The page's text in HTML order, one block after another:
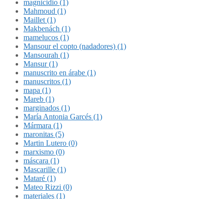
magnicidio (1)
Mahmoud (1)
Maillet (1)
Makbenách (1)
mamelucos (1)
Mansour el copto (nadadores) (1)
Mansourah (1)
Mansur (1)
manuscrito en árabe (1)
manuscritos (1)
mapa (1)
Mareb (1)
marginados (1)
María Antonia Garcés (1)
Mármara (1)
maronitas (5)
Martin Lutero (0)
marxismo (0)
máscara (1)
Mascarille (1)
Mataré (1)
Mateo Rizzi (0)
materiales (1)